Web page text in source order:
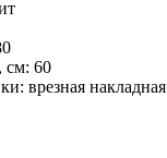
см: 60
врезная накладная